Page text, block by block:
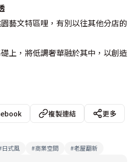
藝文特區哩，有別以往其他分店的
上，將低調奢華融於其中，以創造
主，運用水泥粉光的紋路及色澤，
些許的金屬光澤，提升空間中的質
於空間中相互交織，使整體空間呈
複製連結
更多
日式風 #商業空間 #老屋翻新